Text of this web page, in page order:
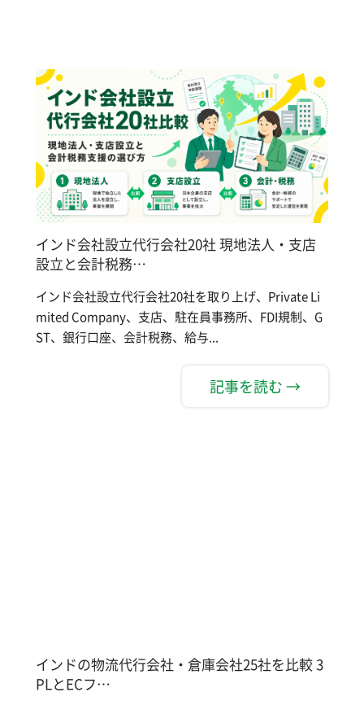
インド会社設立代行会社20社 現地法人・支店
設立と会計税務…
インド会社設立代行会社20社を取り上げ、Private Li
mited Company、支店、駐在員事務所、FDI規制、G
ST、銀行口座、会計税務、給与...
記事を読む →
インドの物流代行会社・倉庫会社25社を比較 3
PLとECフ…